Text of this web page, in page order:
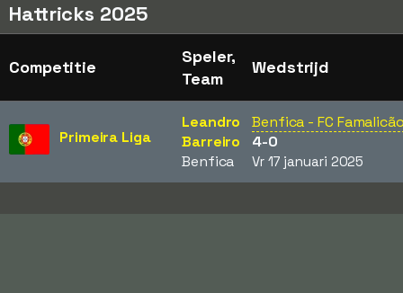
Hattricks 2025
Competitie
Speler,
Team
Wedstrijd
Primeira Liga
Leandro
Barreiro
Benfica
Benfica - FC
4-0
Vr 17 januari 2025